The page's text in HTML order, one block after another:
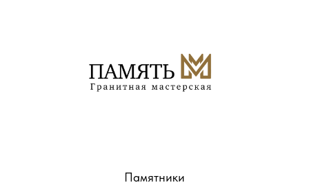
Памятники